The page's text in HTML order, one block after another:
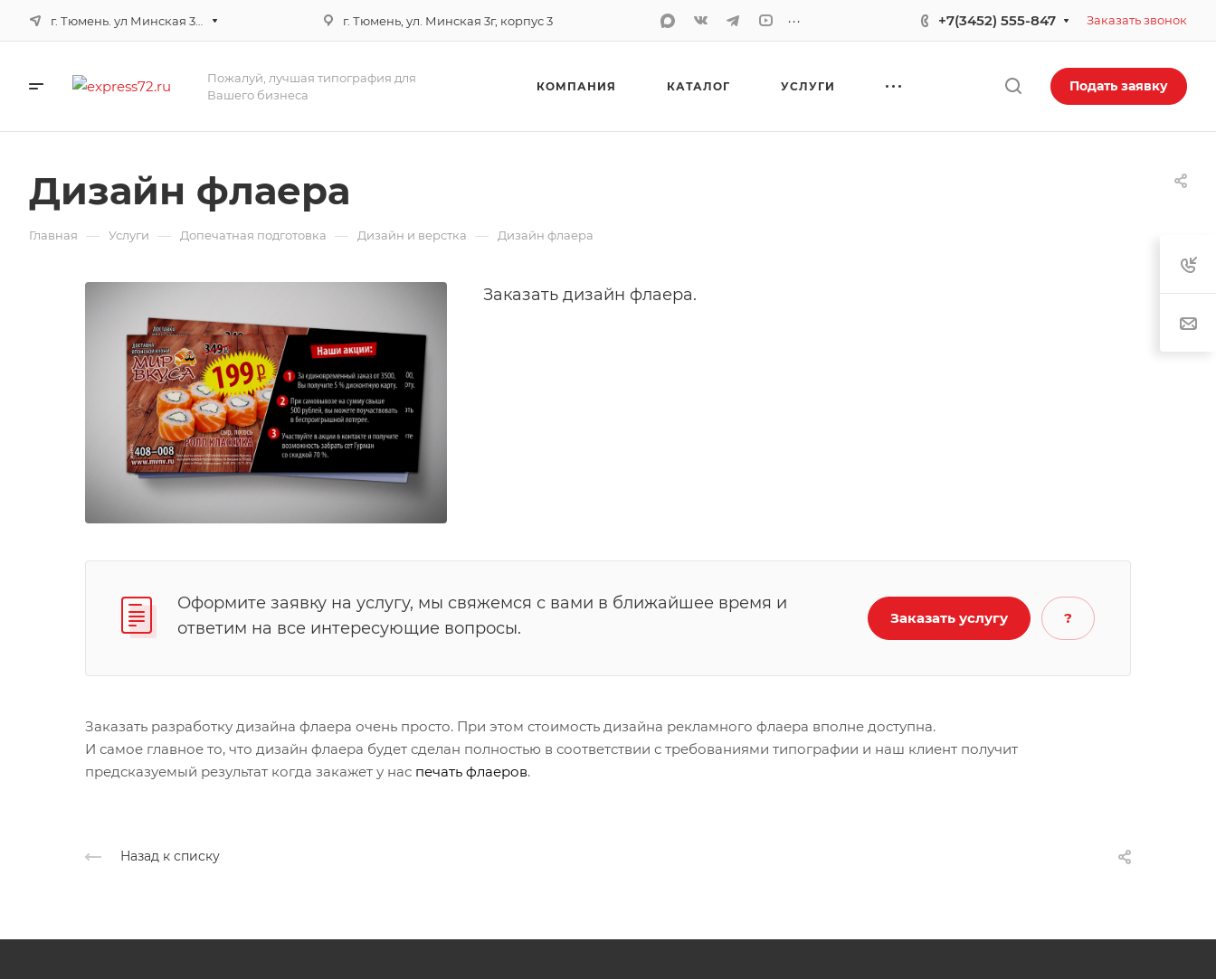
г. Тюмень, ул. Минская 3г, корпус 3 ... +7(3452) 555-847 Заказать звонок
Пожалуй, лучшая типография для
Вашего бизнеса
КОМПАНИЯ КАТАЛОГ УСЛУГИ Подать заявку
Дизайн флаера
Главная — Услуги — Допечатная подготовка — Дизайн и верстка — Дизайн флаера
Заказать дизайн флаера.
Оформите заявку на услугу, мы свяжемся с вами в ближайшее время и
ответим на все интересующие вопросы.
Заказать услугу ?
Заказать разработку дизайна флаера очень просто. При этом стоимость дизайна рекламного флаера вполне доступна.
И самое главное то, что дизайн флаера будет сделан полностью в соответствии с требованиями типографии и наш клиент получит
предсказуемый результат когда закажет у нас печать флаеров.
Назад к списку